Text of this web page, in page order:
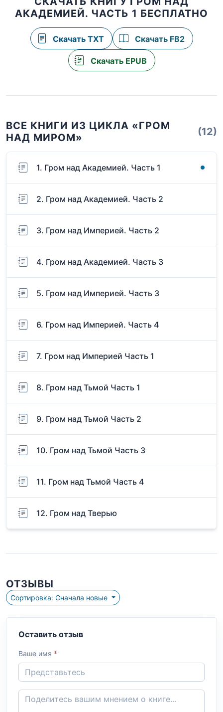
АКАДЕМИЕЙ. ЧАСТЬ 1 БЕСПЛАТНО
Скачать TXT Скачать FB2
Скачать EPUB
ВСЕ КНИГИ ИЗ ЦИКЛА «ГРОМ
НАД МИРОМ»
(12)
1. Гром над Академией. Часть 1
2. Гром над Академией. Часть 2
3. Гром над Империей. Часть 2
4. Гром над Академией. Часть 3
5. Гром над Империей. Часть 3
6. Гром над Империей. Часть 4
7. Гром над Империей Часть 1
8. Гром над Тьмой Часть 1
9. Гром над Тьмой Часть 2
10. Гром над Тьмой Часть 3
11. Гром над Тьмой Часть 4
12. Гром над Тверью
ОТЗЫВЫ
Сортировка: Сначала новые
Оставить отзыв
Ваше имя *